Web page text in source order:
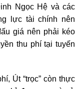
Ngọc Hệ và các
lực tài chính nên
giá nên phải kéo
thu phí tại tuyến
Út “trọc” còn thực